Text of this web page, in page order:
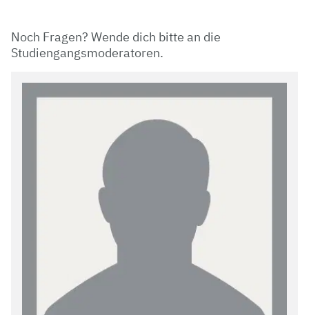
Noch Fragen? Wende dich bitte an die
Studiengangsmoderatoren.